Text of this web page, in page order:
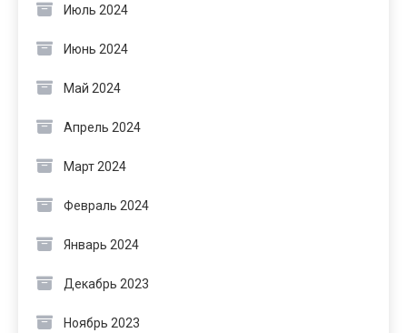
Июль 2024
Июнь 2024
Май 2024
Апрель 2024
Март 2024
Февраль 2024
Январь 2024
Декабрь 2023
Ноябрь 2023